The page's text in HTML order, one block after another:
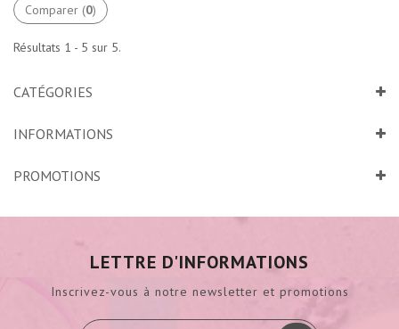
Comparer (0)
Résultats 1 - 5 sur 5.
CATÉGORIES
INFORMATIONS
PROMOTIONS
LETTRE D'INFORMATIONS
Inscrivez-vous à notre newsletter et promotions